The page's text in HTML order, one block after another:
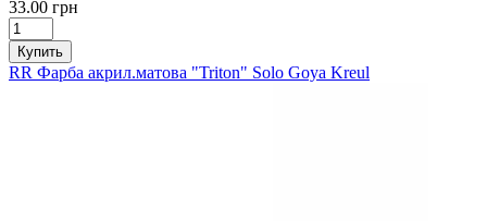
33.00 грн
Купить
RR Фарба акрил.матова "Triton" Solo Goya Kreul